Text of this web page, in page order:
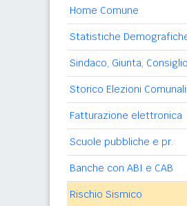
Home Comune
Statistiche
Sindaco, Giunta, Consiglio
Storico Elezioni Comunali
Fatturazione elettronica
Scuole pubbliche e pr.
Banche con ABI e CAB
Rischio Sismico